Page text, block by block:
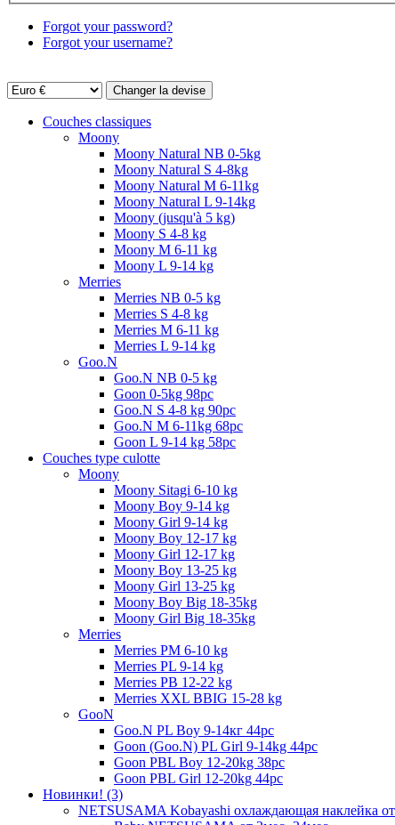
Forgot your password?
Forgot your username?
Couches classiques
Moony
Moony Natural NB 0-5kg
Moony Natural S 4-8kg
Moony Natural M 6-11kg
Moony Natural L 9-14kg
Moony (jusqu'à 5 kg)
Moony S 4-8 kg
Moony M 6-11 kg
Moony L 9-14 kg
Merries
Merries NB 0-5 kg
Merries S 4-8 kg
Merries M 6-11 kg
Merries L 9-14 kg
Goo.N
Goo.N NB 0-5 kg
Goon 0-5kg 98pc
Goo.N S 4-8 kg 90pc
Goo.N M 6-11kg 68pc
Goon L 9-14 kg 58pc
Couches type culotte
Moony
Moony Sitagi 6-10 kg
Moony Boy 9-14 kg
Moony Girl 9-14 kg
Moony Boy 12-17 kg
Moony Girl 12-17 kg
Moony Boy 13-25 kg
Moony Girl 13-25 kg
Moony Boy Big 18-35kg
Moony Girl Big 18-35kg
Merries
Merries PM 6-10 kg
Merries PL 9-14 kg
Merries PB 12-22 kg
Merries XXL BBIG 15-28 kg
GooN
Goo.N PL Boy 9-14кг 44pc
Goon (Goo.N) PL Girl 9-14kg 44pc
Goon PBL Boy 12-20kg 38pc
Goon PBL Girl 12-20kg 44pc
Новинки! (3)
NETSUSAMA Kobayashi охлаждающая наклейка